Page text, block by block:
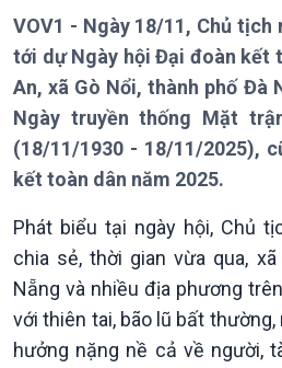
VOV1 - Ngày 18/11, Chủ tịch
tới dự Ngày hội Đại đoàn kết
An, xã Gò Nổi, thành phố Đà
Ngày truyền thống Mặt
(18/11/1930 - 18/11/2025),
kết toàn dân năm 2025.
Phát biểu tại ngày hội, Chủ
chia sẻ, thời gian vừa qua,
Nẵng và nhiều địa phương
với thiên tai, bão lũ bất
hưởng nặng nề cả về người,